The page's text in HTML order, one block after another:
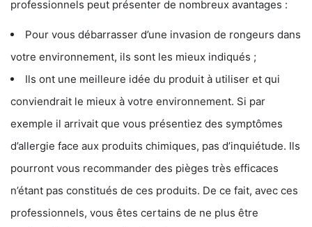
professionnels peut présenter de nombreux avantages :
Pour vous débarrasser d’une invasion de rongeurs dans
votre environnement, ils sont les mieux indiqués ;
Ils ont une meilleure idée du produit à utiliser et qui
conviendrait le mieux à votre environnement. Si par
exemple il arrivait que vous présentiez des symptômes
d’allergie face aux produits chimiques, pas d’inquiétude. Ils
pourront vous recommander des pièges très efficaces
n’étant pas constitués de ces produits. De ce fait, avec ces
professionnels, vous êtes certains de ne plus être